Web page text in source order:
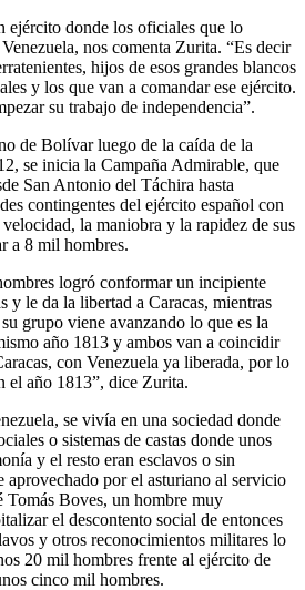
ejército donde los oficiales que lo
nos comenta Zurita. “Es decir
hijos de esos grandes blancos
y los que van a comandar ese ejército.
su trabajo de independencia”.
de Bolívar luego de la caída de la
se inicia la Campaña Admirable, que
San Antonio del Táchira hasta
contingentes del ejército español con
la maniobra y la rapidez de sus
a 8 mil hombres.
logró conformar un incipiente
y le da la libertad a Caracas, mientras
grupo viene avanzando lo que es la
año 1813 y ambos van a coincidir
con Venezuela ya liberada, por lo
el año 1813”, dice Zurita.
se vivía en una sociedad donde
o sistemas de castas donde unos
y el resto eran esclavos o sin
aprovechado por el asturiano al servicio
Boves, un hombre muy
el descontento social de entonces
y otros reconocimientos militares lo
20 mil hombres frente al ejército de
cinco mil hombres.